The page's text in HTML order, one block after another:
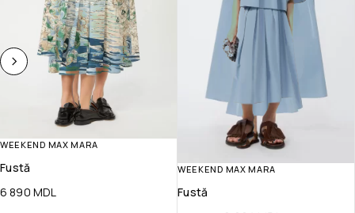
WEEKEND MAX MARA
Fustă
6 890 MDL
WEEKEND MAX MARA
Fustă